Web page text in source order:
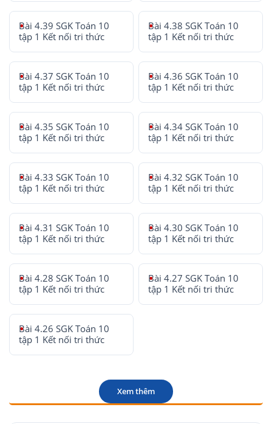
Bài 4.39 SGK Toán 10
tập 1 Kết nối tri thức
Bài 4.38 SGK Toán 10
tập 1 Kết nối tri thức
Bài 4.37 SGK Toán 10
tập 1 Kết nối tri thức
Bài 4.36 SGK Toán 10
tập 1 Kết nối tri thức
Bài 4.35 SGK Toán 10
tập 1 Kết nối tri thức
Bài 4.34 SGK Toán 10
tập 1 Kết nối tri thức
Bài 4.33 SGK Toán 10
tập 1 Kết nối tri thức
Bài 4.32 SGK Toán 10
tập 1 Kết nối tri thức
Bài 4.31 SGK Toán 10
tập 1 Kết nối tri thức
Bài 4.30 SGK Toán 10
tập 1 Kết nối tri thức
Bài 4.28 SGK Toán 10
tập 1 Kết nối tri thức
Bài 4.27 SGK Toán 10
tập 1 Kết nối tri thức
Bài 4.26 SGK Toán 10
tập 1 Kết nối tri thức
Xem thêm